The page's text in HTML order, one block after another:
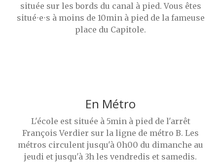
située sur les bords du canal à pied. Vous êtes
situé⋅e⋅s à moins de 10min à pied de la fameuse
place du Capitole.
En Métro
L'école est située à 5min à pied de l'arrêt
François Verdier sur la ligne de métro B. Les
métros circulent jusqu'à 0h00 du dimanche au
jeudi et jusqu'à 3h les vendredis et samedis.